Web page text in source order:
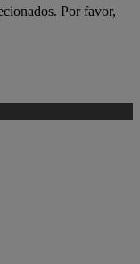
Por favor,